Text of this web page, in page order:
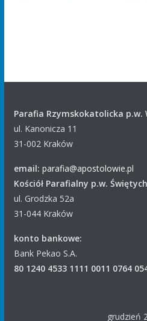
Parafia Rzymskokatolicka p.w.
ul. Kanonicza 11
31-002 Kraków
email: parafia@apostolowie.pl
Kościół Parafialny p.w.
ul. Grodzka 52a
31-044 Kraków
konto bankowe:
Bank Pekao S.A.
80 1240 4533 1111 0011 0764
grudzień